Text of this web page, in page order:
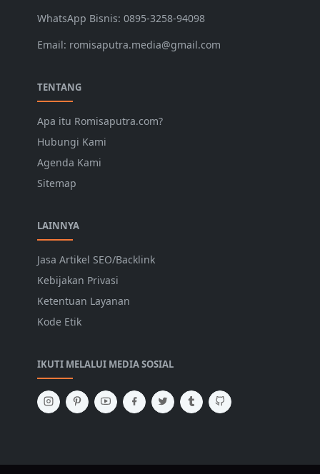
WhatsApp Bisnis: 0895-3258-94098
Email: romisaputra.media@gmail.com
TENTANG
Apa itu Romisaputra.com?
Hubungi Kami
Agenda Kami
Sitemap
LAINNYA
Jasa Artikel SEO/Backlink
Kebijakan Privasi
Ketentuan Layanan
Kode Etik
IKUTI MELALUI MEDIA SOSIAL